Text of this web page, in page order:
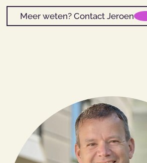
Meer weten? Contact Jeroen